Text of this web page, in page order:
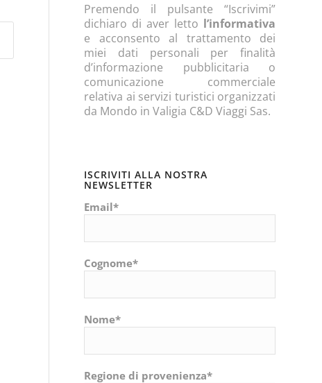
Premendo il pulsante “Iscrivimi”
dichiaro di aver letto l’informativa
e acconsento al trattamento dei
miei dati personali per finalità
d’informazione pubblicitaria o
comunicazione commerciale
relativa ai servizi turistici organizzati
da Mondo in Valigia C&D Viaggi Sas.
ISCRIVITI ALLA NOSTRA
NEWSLETTER
Email*
Cognome*
Nome*
Regione di provenienza*